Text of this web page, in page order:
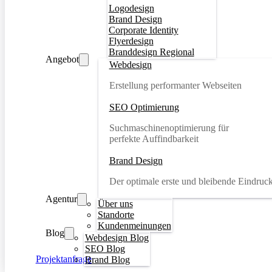
Logodesign
Brand Design
Corporate Identity
Flyerdesign
Branddesign Regional
Angebot
Webdesign
Erstellung performanter Webseiten
SEO Optimierung
Suchmaschinenoptimierung für
perfekte Auffindbarkeit
Brand Design
Der optimale erste und bleibende
Agentur
Über uns
Standorte
Kundenmeinungen
Blog
Webdesign Blog
SEO Blog
Brand Blog
Projektanfrage